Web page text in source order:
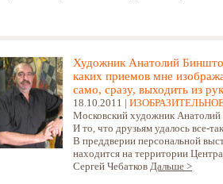
Художник Анатолий
каких приемов мне
само, сразу, выходить из
18.10.2011 |
Московский художник Анатолий
И то, что друзьям удалось все-
В преддверии персональной
находится на территории
Сергей Чебатков Дальше >